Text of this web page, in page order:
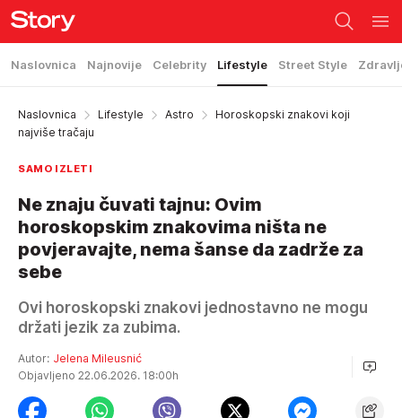
Naslovnica Najnovije Celebrity Lifestyle Street Style
Naslovnica Lifestyle Astro
Horoskopski znakovi koji
najviše tračaju
SAMO IZLETI
Ne znaju čuvati tajnu: Ovim
horoskopskim znakovima ništa ne
povjeravajte, nema šanse da zadrže za
sebe
Ovi horoskopski znakovi jednostavno ne mogu
držati jezik za zubima.
Autor: Jelena Mileusnić
Objavljeno 22.06.2026. 18:00h